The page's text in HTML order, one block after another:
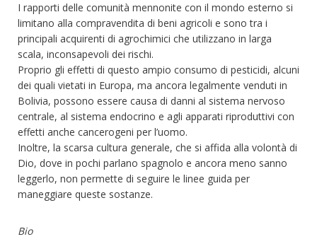
I rapporti delle comunità mennonite con il mondo esterno si
limitano alla compravendita di beni agricoli e sono tra i
principali acquirenti di agrochimici che utilizzano in larga
scala, inconsapevoli dei rischi.
Proprio gli effetti di questo ampio consumo di pesticidi, alcuni
dei quali vietati in Europa, ma ancora legalmente venduti in
Bolivia, possono essere causa di danni al sistema nervoso
centrale, al sistema endocrino e agli apparati riproduttivi con
effetti anche cancerogeni per l’uomo.
Inoltre, la scarsa cultura generale, che si affida alla volontà di
Dio, dove in pochi parlano spagnolo e ancora meno sanno
leggerlo, non permette di seguire le linee guida per
maneggiare queste sostanze.
Bio